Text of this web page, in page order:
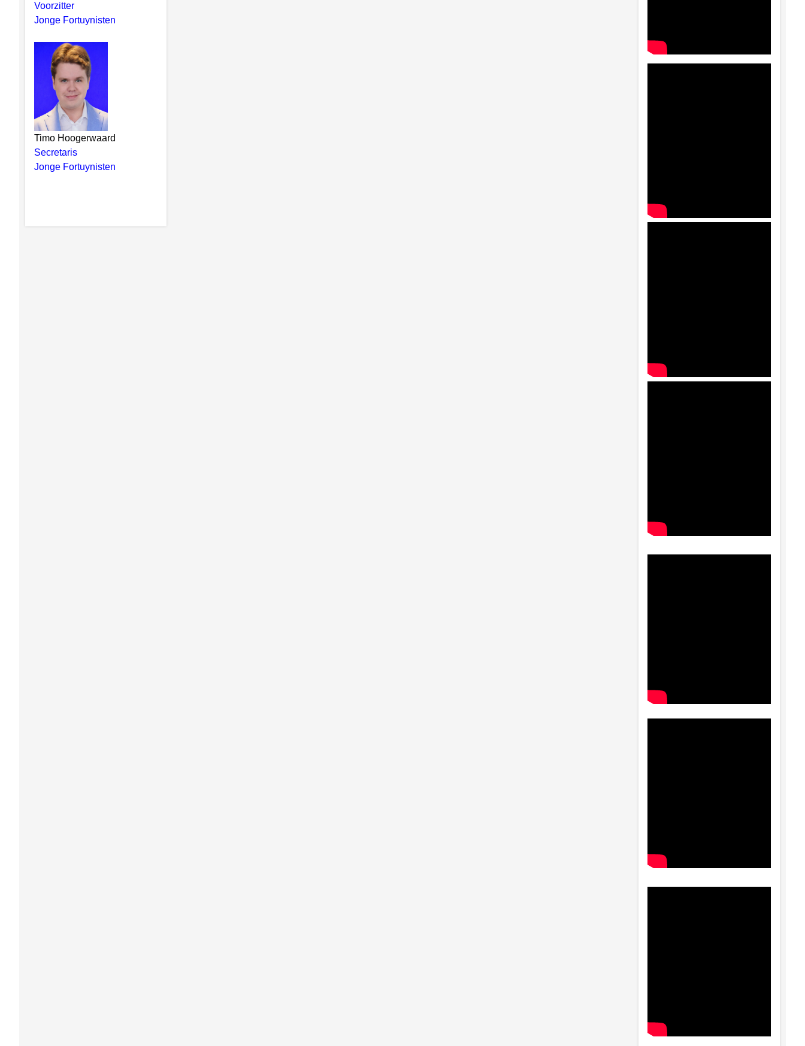
Voorzitter
Jonge Fortuynisten
Timo Hoogerwaard
Secretaris
Jonge Fortuynisten